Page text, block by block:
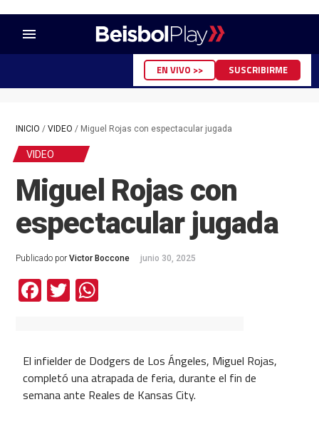
menu
EN VIVO >> SUSCRIBIRME
INICIO / VIDEO / Miguel Rojas con espectacular jugada
VIDEO
Miguel Rojas con
espectacular jugada
Publicado por Victor Boccone junio 30, 2025
Facebook
TwitterWhatsApp
El infielder de Dodgers de Los Ángeles, Miguel Rojas,
completó una atrapada de feria, durante el fin de
semana ante Reales de Kansas City.